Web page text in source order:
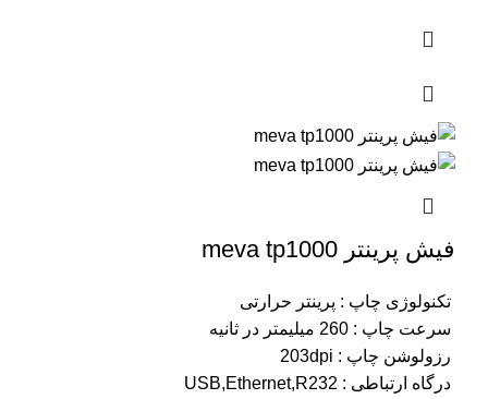
فیش پرینتر meva tp1000
تکنولوژی چاپ : پرینتر حرارتی
سرعت چاپ : 260 میلیمتر در ثانیه
رزولوشن چاپ : 203dpi
درگاه ارتباطی : USB,Ethernet,R232